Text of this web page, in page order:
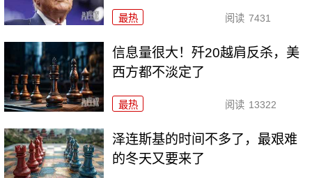
最热 阅读 7431
信息量很大！歼20越肩反杀，美
西方都不淡定了
最热 阅读 13322
泽连斯基的时间不多了，最艰难
的冬天又要来了